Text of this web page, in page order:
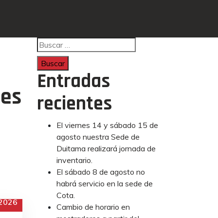
Buscar:
Entradas
recientes
El viernes 14 y sábado 15 de
agosto nuestra Sede de
Duitama realizará jornada de
inventario.
El sábado 8 de agosto no
habrá servicio en la sede de
Cota.
Cambio de horario en